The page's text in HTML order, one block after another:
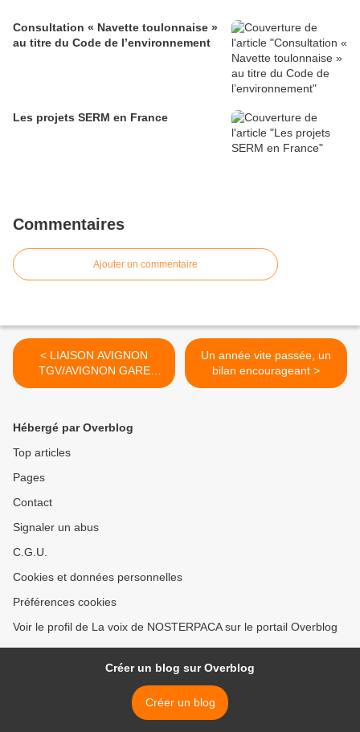
Consultation « Navette toulonnaise »
au titre du Code de l’environnement
Les projets SERM en France
Commentaires
Ajouter un commentaire
< LIAISON AVIGNON
TGV/AVIGNON GARE
CLASSIQUE
Un année vite passée, un
bilan encourageant >
Hébergé par Overblog
Top articles
Pages
Contact
Signaler un abus
C.G.U.
Cookies et données personnelles
Préférences cookies
Voir le profil de La voix de NOSTERPACA sur le portail Overblog
Créer un blog sur Overblog
Créer un blog